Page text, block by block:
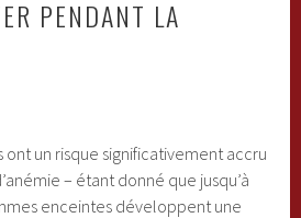
PENDANT LA
un risque significativement accru
– étant donné que jusqu’à
enceintes développent une